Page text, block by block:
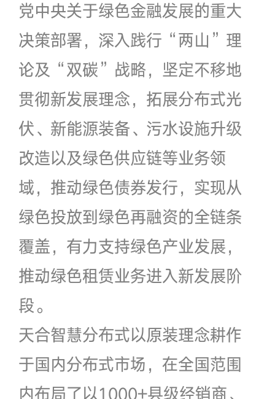
党中央关于绿色金融发展的重大
决策部署，深入践行“两山”理
论及“双碳”战略，坚定不移地
贯彻新发展理念，拓展分布式光
伏、新能源装备、污水设施升级
改造以及绿色供应链等业务领
域，推动绿色债券发行，实现从
绿色投放到绿色再融资的全链条
覆盖，有力支持绿色产业发展，
推动绿色租赁业务进入新发展阶
段。
天合智慧分布式以原装理念耕作
于国内分布式市场，在全国范围
内布局了以1000+县级经销商、